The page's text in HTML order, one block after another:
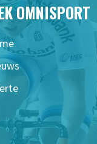
OMNISPORT